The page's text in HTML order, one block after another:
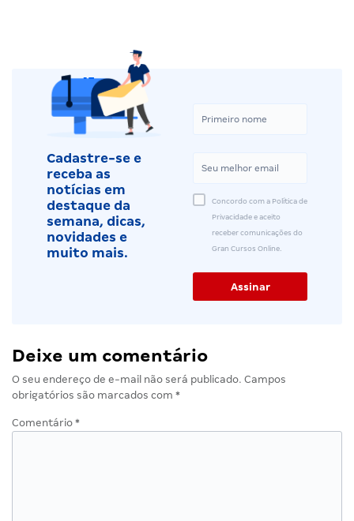
Cadastre-se e
receba as
notícias em
destaque da
semana, dicas,
novidades e
muito mais.
Concordo com a Política de
Privacidade e aceito
receber comunicações do
Gran Cursos Online.
Deixe um comentário
O seu endereço de e-mail não será publicado. Campos
obrigatórios são marcados com *
Comentário *